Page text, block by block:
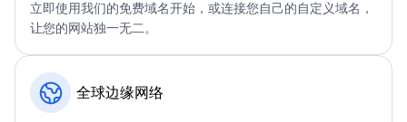
立即使用我们的免费域名开始，或连接您自己的自定义域名，
让您的网站独一无二。
全球边缘网络